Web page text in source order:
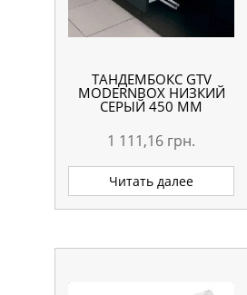
ТАНДЕМБОКС GTV
MODERNBOX НИЗКИЙ
СЕРЫЙ 450 ММ
1 111,16 грн.
Читать далее